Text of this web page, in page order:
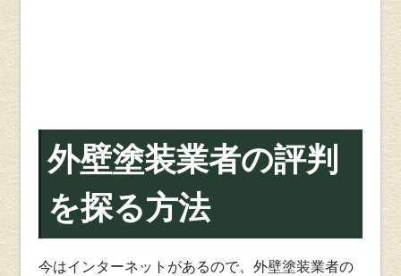
外壁塗装業者の評判
を探る方法
今はインターネットがあるので、外壁塗装業者の